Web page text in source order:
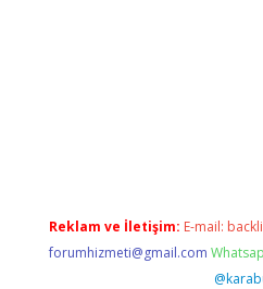
Reklam ve İletişim: E-mail:
forumhizmeti@gmail.com